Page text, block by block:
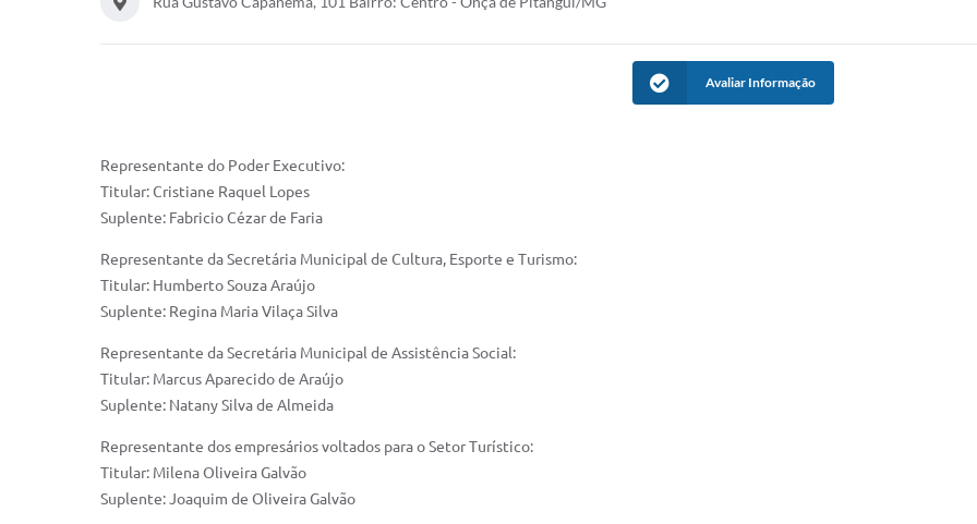
Avaliar Informação
Representante do Poder Executivo:
Titular: Cristiane Raquel Lopes
Suplente: Fabricio Cézar de Faria
Representante da Secretária Municipal de Cultura, Esporte e Turismo:
Titular: Humberto Souza Araújo
Suplente: Regina Maria Vilaça Silva
Representante da Secretária Municipal de Assistência Social:
Titular: Marcus Aparecido de Araújo
Suplente: Natany Silva de Almeida
Representante dos empresários voltados para o Setor Turístico:
Titular: Milena Oliveira Galvão
Suplente: Joaquim de Oliveira Galvão